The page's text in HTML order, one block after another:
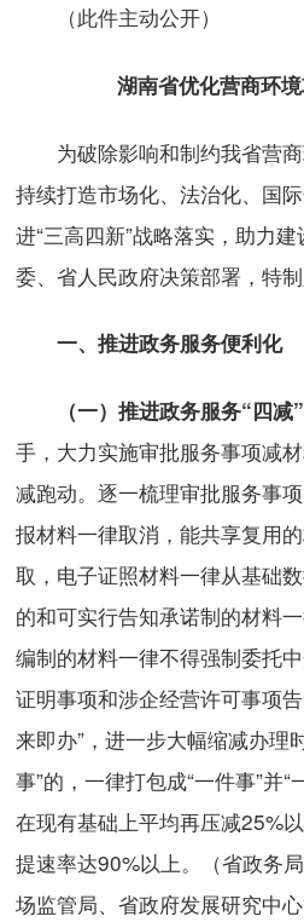
（此件主动公开）
湖南省优化营商环
为破除影响和制约我省营商
持续打造市场化、法治化、国
进“三高四新”战略落实，助力
委、省人民政府决策部署，特制
一、推进政务服务便利化
（一）推进政务服务“四减”
手，大力实施审批服务事项减材
减跑动。逐一梳理审批服务事
报材料一律取消，能共享复用
取，电子证照材料一律从基础
的和可实行告知承诺制的材料
编制的材料一律不得强制委托
证明事项和涉企经营许可事项
来即办”，进一步大幅缩减办理
事”的，一律打包成“一件事”并
在现有基础上平均再压减25%
提速率达90%以上。（省政务
场监管局、省政府发展研究中